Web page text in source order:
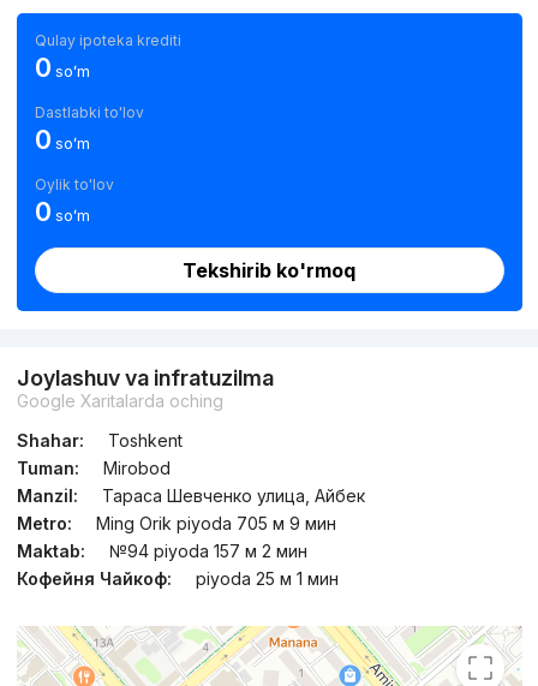
Qulay ipoteka krediti
0 soʻm
Dastlabki to'lov
0 soʻm
Oylik to'lov
0 soʻm
Tekshirib ko'rmoq
Joylashuv va infratuzilma
Google Xaritalarda oching
Shahar:
Toshkent
Tuman:
Mirobod
Manzil:
Тараса Шевченко улица, Айбек
Metro:
Ming Orik piyoda 705 м 9 мин
Maktab:
№94 piyoda 157 м 2 мин
Кофейня Чайкоф:
piyoda 25 м 1 мин